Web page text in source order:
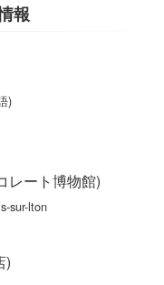
報
)
レート博物館)
sur-lton
)